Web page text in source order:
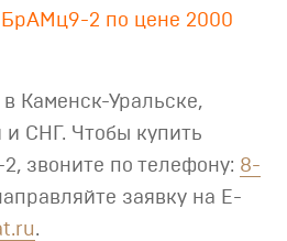
2 по цене 2000
Каменск-Уральске,
и СНГ. Чтобы купить
звоните по телефону: 8-
заявку на E-
.